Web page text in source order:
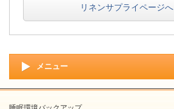
リネンサプライページへ
メニュー